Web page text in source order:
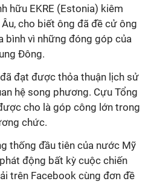
hữu EKRE (Estonia) kiêm
cho biết ông đã đề cử ông
bình vì những đóng góp của
Đông.
đạt được thỏa thuận lịch sử
hệ song phương. Cựu Tổng
cho là góp công lớn trong
chức.
thống đầu tiên của nước Mỹ
động bất kỳ cuộc chiến
trên Facebook cùng đơn đề